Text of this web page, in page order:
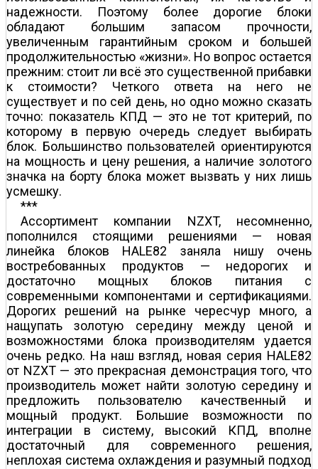
надежности. Поэтому более дорогие блоки
обладают большим запасом прочности,
увеличенным гарантийным сроком и большей
продолжительностью «жизни». Но вопрос остается
прежним: стоит ли всё это существенной прибавки
к стоимости? Четкого ответа на него не
существует и по сей день, но одно можно сказать
точно: показатель КПД — это не тот критерий, по
которому в первую очередь следует выбирать
блок. Большинство пользователей ориентируются
на мощность и цену решения, а наличие золотого
значка на борту блока может вызвать у них лишь
усмешку.
***
Ассортимент компании NZXT, несомненно,
пополнился стоящими решениями — новая
линейка блоков HALE82 заняла нишу очень
востребованных продуктов — недорогих и
достаточно мощных блоков питания с
современными компонентами и сертификациями.
Дорогих решений на рынке чересчур много, а
нащупать золотую середину между ценой и
возможностями блока производителям удается
очень редко. На наш взгляд, новая серия HALE82
от NZXT — это прекрасная демонстрация того, что
производитель может найти золотую середину и
предложить пользователю качественный и
мощный продукт. Большие возможности по
интеграции в систему, высокий КПД, вполне
достаточный для современного решения,
неплохая система охлаждения и разумный подход